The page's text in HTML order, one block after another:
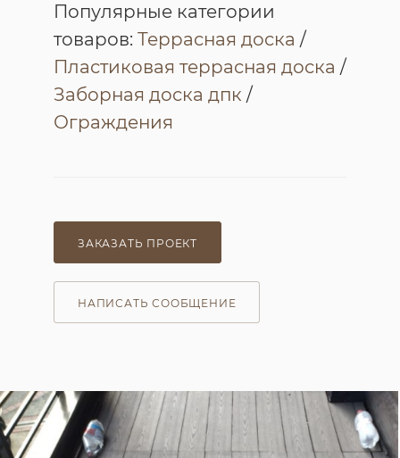
Популярные категории
товаров: Террасная доска /
Пластиковая террасная доска /
Заборная доска дпк /
Ограждения
ЗАКАЗАТЬ ПРОЕКТ
НАПИСАТЬ СООБЩЕНИЕ